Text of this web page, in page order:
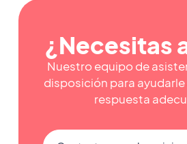
¿Necesitas
Nuestro equipo de
disposición para
respuesta